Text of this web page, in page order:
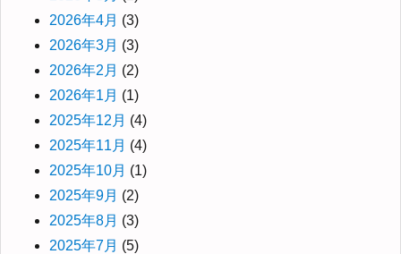
2026年4月 (3)
2026年3月 (3)
2026年2月 (2)
2026年1月 (1)
2025年12月 (4)
2025年11月 (4)
2025年10月 (1)
2025年9月 (2)
2025年8月 (3)
2025年7月 (5)